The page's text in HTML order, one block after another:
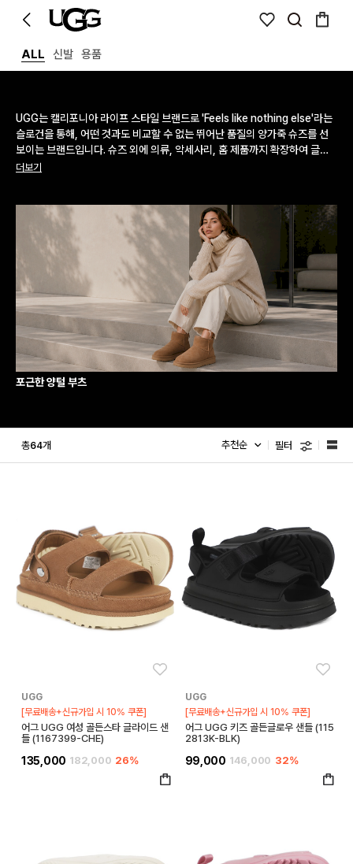
ALL 신발 용품
UGG는 캘리포니아 라이프 스타일 브랜드로 'Feels like nothing else'라는
슬로건을 통해, 어떤 것과도 비교할 수 없는 뛰어난 품질의 양가죽 슈즈를 선
보이는 브랜드입니다. 슈즈 외에 의류, 악세사리, 홈 제품까지 확장하여 글로
벌 브랜드로서의 입지를 굳히고 있습니다.
더보기
포근한 양털 부츠
총64개 필터
UGG
[무료배송+신규가입 시 10% 쿠폰]
어그 UGG 여성 골든스타 글라이드 샌
들 (1167399-CHE)
135,000 182,000 26%
UGG
[무료배송+신규가입 시 10% 쿠폰]
어그 UGG 키즈 골든글로우 샌들 (115
2813K-BLK)
99,000 146,000 32%